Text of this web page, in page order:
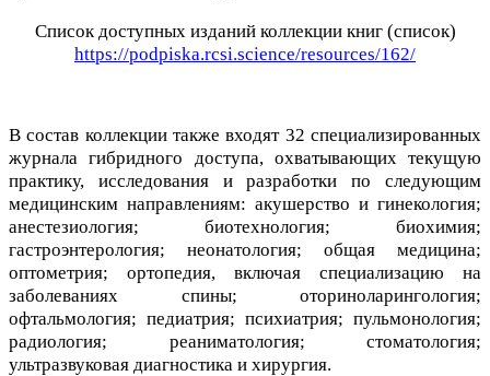
Список доступных изданий коллекции книг (список)
https://podpiska.rcsi.science/resources/162/
В состав коллекции также входят 32 специализированных
журнала гибридного доступа, охватывающих текущую
практику, исследования и разработки по следующим
медицинским направлениям: акушерство и гинекология;
анестезиология; биотехнология; биохимия;
гастроэнтерология; неонатология; общая медицина;
оптометрия; ортопедия, включая специализацию на
заболеваниях спины; оториноларингология;
офтальмология; педиатрия; психиатрия; пульмонология;
радиология; реаниматология; стоматология;
ультразвуковая диагностика и хирургия.